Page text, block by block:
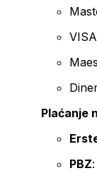
VISA
Plaćanje
PBZ